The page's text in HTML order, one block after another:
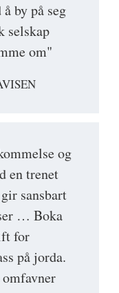
by på seg
selskap
om"
og
en trenet
sansbart
… Boka
for
på jorda.